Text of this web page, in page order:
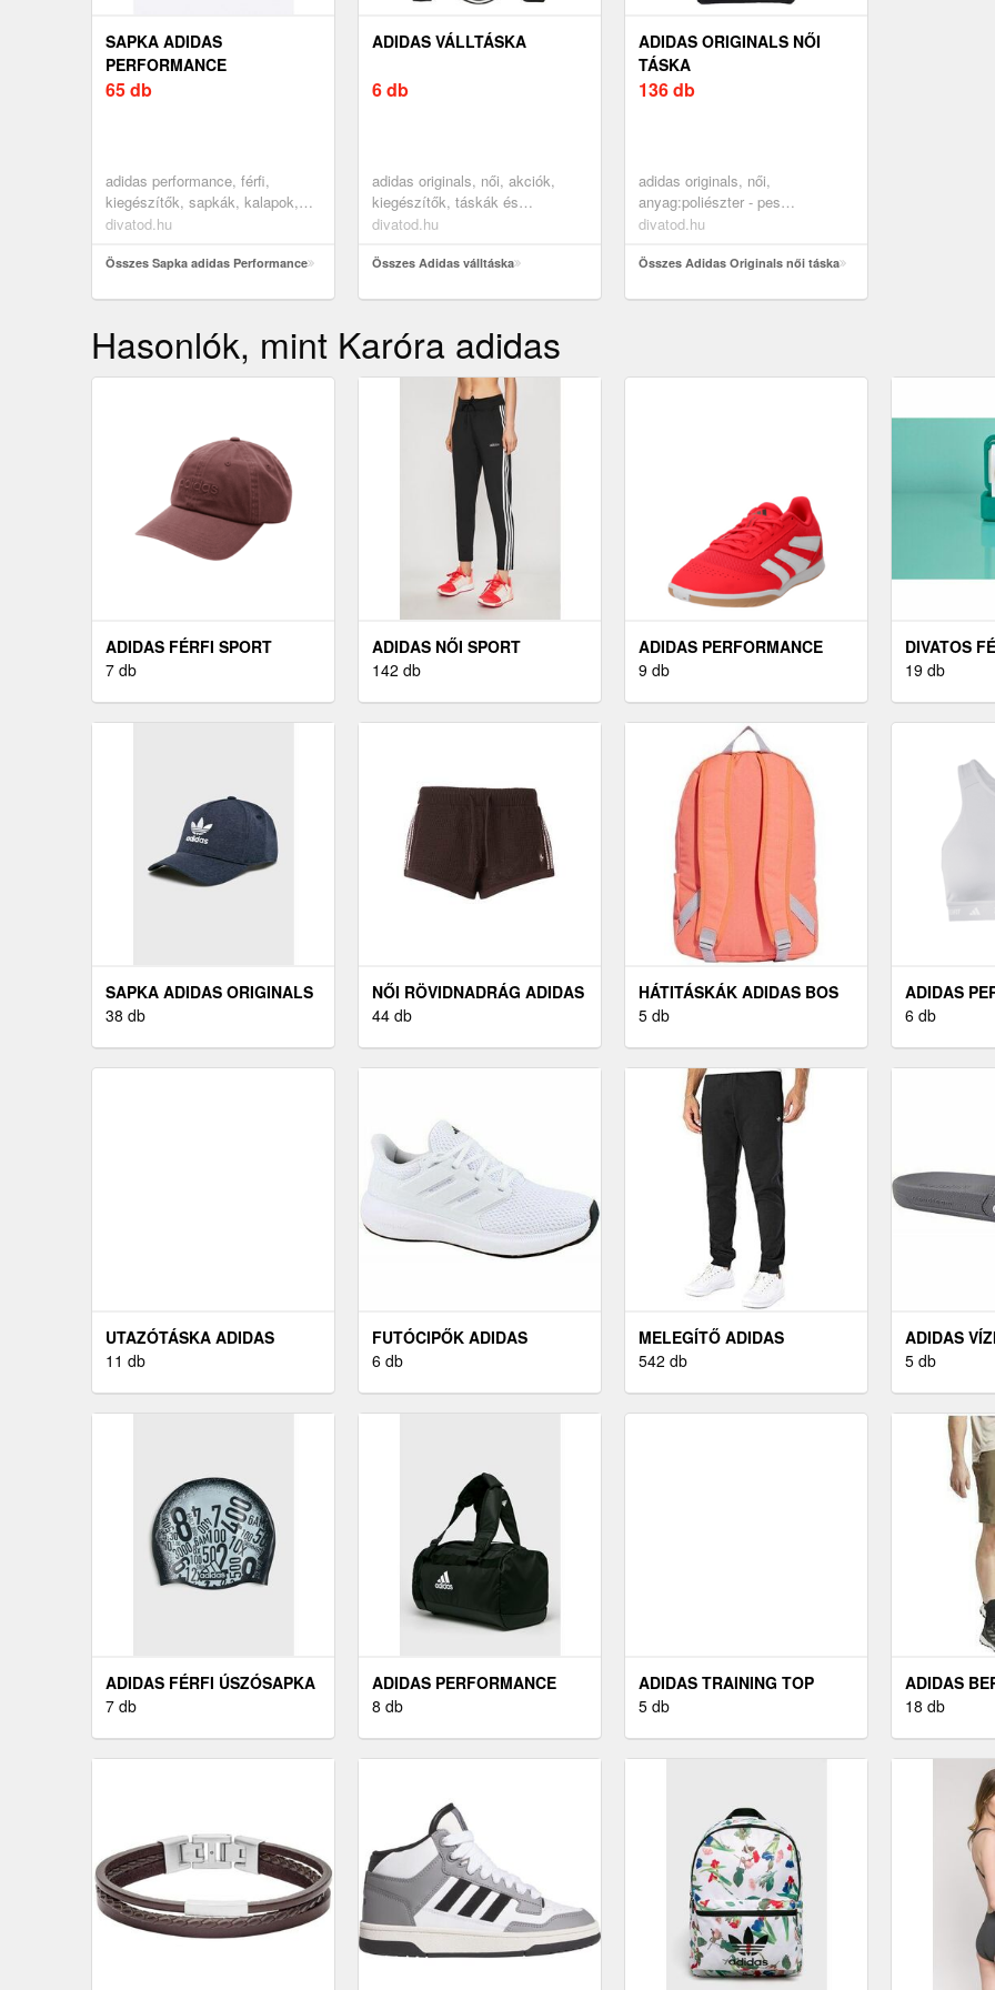
SAPKA ADIDAS
PERFORMANCE
65 db
adidas performance, férfi,
kiegészítők, sapkák, kalapok,
siltes sapkák, fekete
divatod.hu
Összes Sapka adidas Performance
ADIDAS VÁLLTÁSKA
6 db
adidas originals, női, akciók,
kiegészítők, táskák és
hátizsákok, táskák, oldaltáskák,
divatod.hu
Összes Adidas válltáska
ADIDAS ORIGINALS NŐI
TÁSKA
136 db
adidas originals, női,
anyag:poliészter - pes
(újrahasznosított), akciók,
hátizsákok, táskák, shopper
divatod.hu
Összes Adidas Originals női táska
Hasonlók, mint Karóra adidas
ADIDAS FÉRFI SPORT
SAPKA
7 db
ADIDAS NŐI SPORT
NADRÁG
142 db
ADIDAS PERFORMANCE
FUTBALLCIPŐK FEHÉR
9 db
DIVATOS
19 db
SAPKA ADIDAS ORIGINALS
38 db
NŐI RÖVIDNADRÁG ADIDAS
ORIGINALS
44 db
HÁTITÁSKÁK ADIDAS BOS
5 db
ADIDAS
6 db
UTAZÓTÁSKA ADIDAS
11 db
FUTÓCIPŐK ADIDAS
ULTIMASHOW
6 db
MELEGÍTŐ ADIDAS
542 db
ADIDAS
5 db
ADIDAS FÉRFI ÚSZÓSAPKA
7 db
ADIDAS PERFORMANCE
TÁSKA FEKETE
8 db
ADIDAS TRAINING TOP
MENS
5 db
ADIDAS
18 db